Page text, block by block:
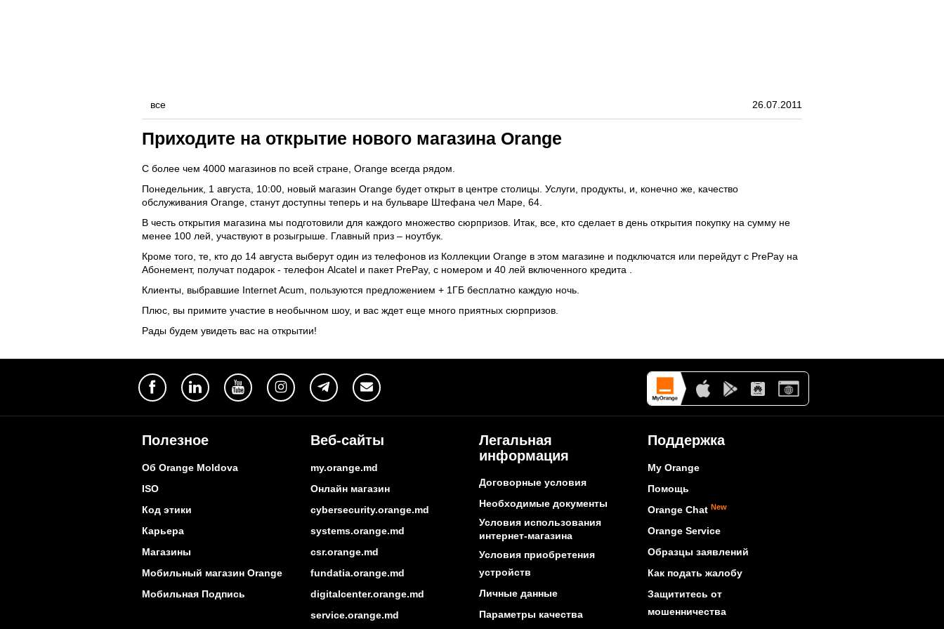
все 26.07.2011
Приходите на открытие нового магазина Orange
С более чем 4000 магазинов по всей стране, Orange всегда рядом.
Понедельник, 1 августа, 10:00, новый магазин Orange будет открыт в центре столицы. Услуги, продукты, и, конечно же, качество
обслуживания Orange, станут доступны теперь и на бульваре Штефана чел Маре, 64.
В честь открытия магазина мы подготовили для каждого множество сюрпризов. Итак, все, кто сделает в день открытия покупку на сумму не
менее 100 лей, участвуют в розыгрыше. Главный приз – ноутбук.
Кроме того, те, кто до 14 августа выберут один из телефонов из Коллекции Orange в этом магазине и подключатся или перейдут с PrePay на
Абонемент, получат подарок - телефон Alcatel и пакет PrePay, с номером и 40 лей включенного кредита .
Клиенты, выбравшие Internet Acum, пользуются предложением + 1ГБ бесплатно каждую ночь.
Плюс, вы примите участие в необычном шоу, и вас ждет еще много приятных сюрпризов.
Рады будем увидеть вас на открытии!
Полезное
Об Orange Moldova
ISO
Код этики
Карьера
Магазины
Мобильный магазин Orange
Мобильная Подпись
Веб-сайты
my.orange.md
Онлайн магазин
cybersecurity.orange.md
systems.orange.md
csr.orange.md
fundatia.orange.md
digitalcenter.orange.md
service.orange.md
Легальная
информация
Договорные условия
Необходимые документы
Условия использования
интернет-магазина
Условия приобретения
устройств
Личные данные
Параметры качества
Поддержка
My Orange
Помощь
Orange Chat New
Orange Service
Образцы заявлений
Как подать жалобу
Защититесь от
мошенничества